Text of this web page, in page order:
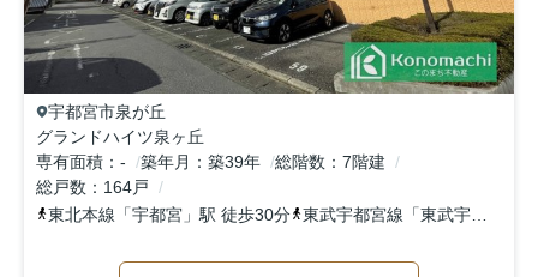
宇都宮市泉が丘
グランドハイツ泉ヶ丘
専有面積
- 築年月 築39年 総階数
7階建
総戸数
164戸
東北本線 「宇都宮 」駅 徒歩30分 東武宇都宮線 「東武宇都宮